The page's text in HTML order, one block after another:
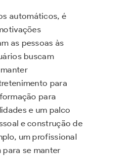
automáticos, é
as pessoas às
buscam
para
para
e um palco
e construção de
um profissional
para se manter